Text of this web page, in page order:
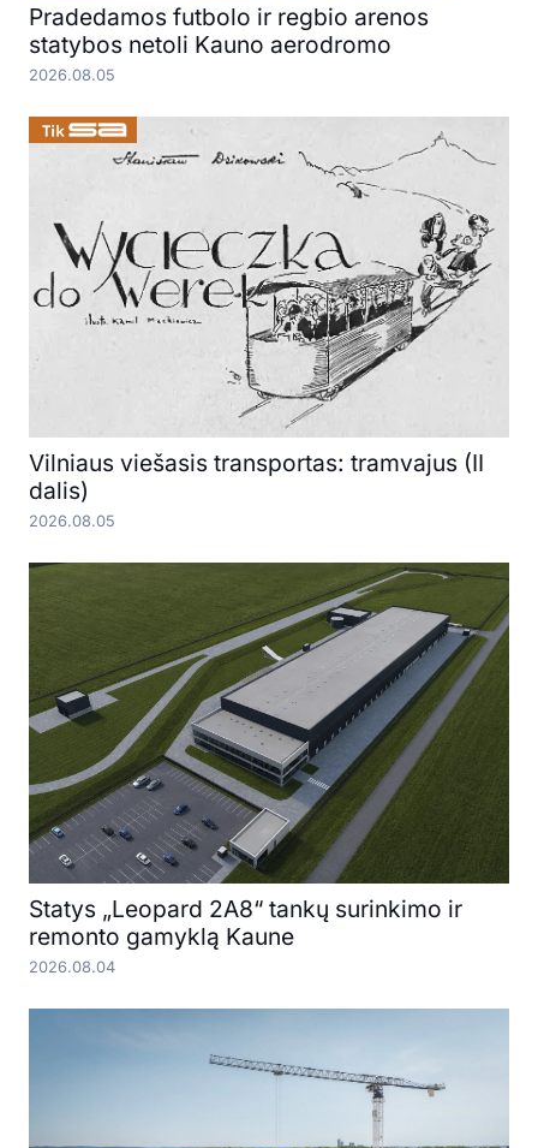
Pradedamos futbolo ir regbio arenos
statybos netoli Kauno aerodromo
2026.08.05
Vilniaus viešasis transportas: tramvajus (II
dalis)
2026.08.05
Statys „Leopard 2A8“ tankų surinkimo ir
remonto gamyklą Kaune
2026.08.04